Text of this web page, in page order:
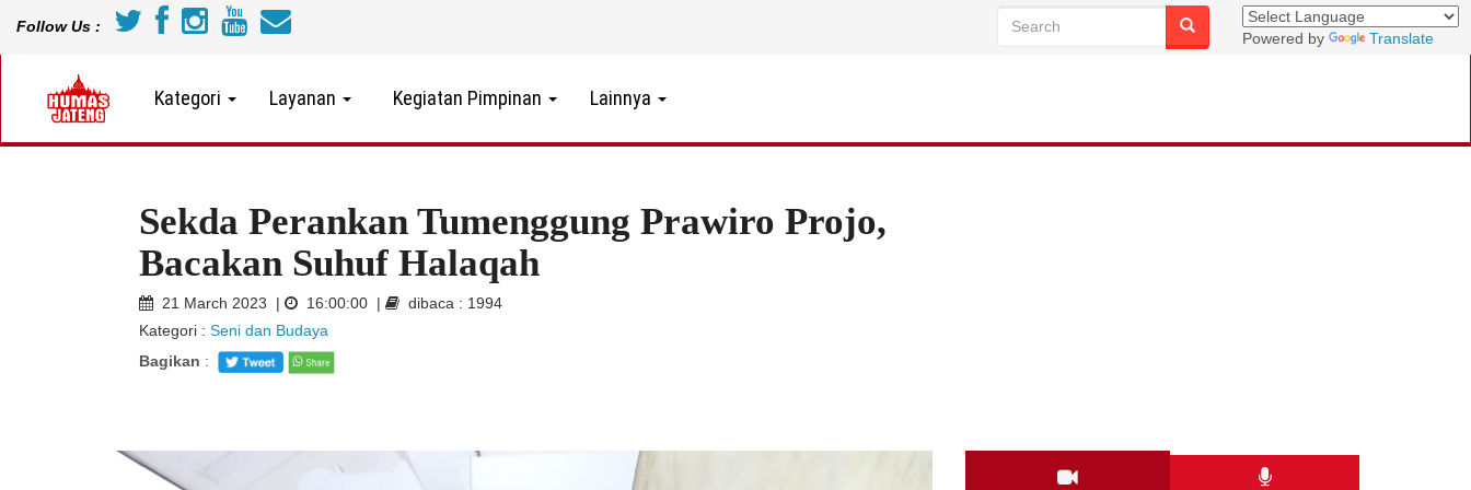
Follow Us :
Powered by Translate
Kategori Layanan Kegiatan Pimpinan Lainnya
Sekda Perankan Tumenggung Prawiro Projo,
Bacakan Suhuf Halaqah
21 March 2023 | 16:00:00 |
dibaca : 1994
Kategori : Seni dan Budaya
Bagikan :